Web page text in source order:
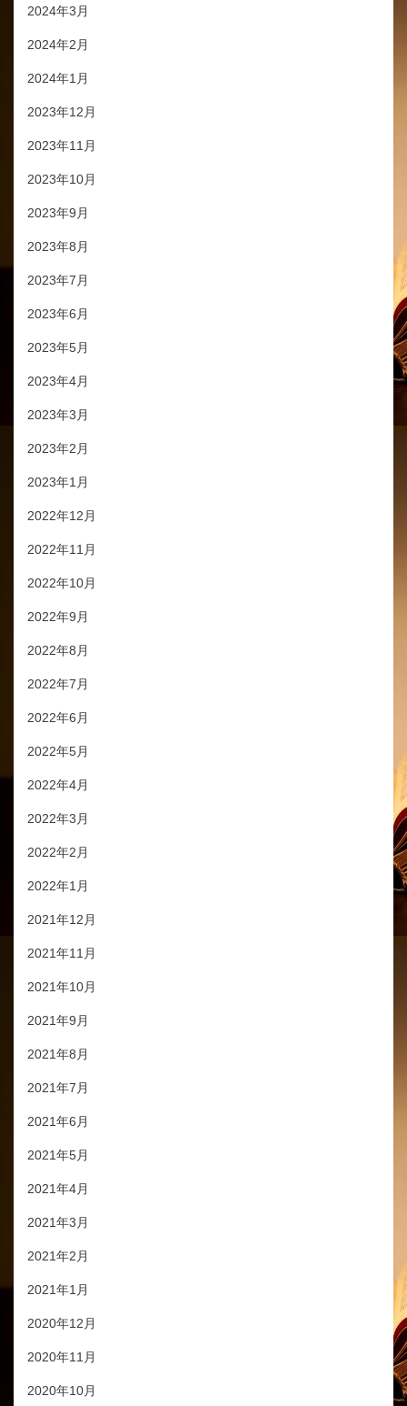
2024年3月
2024年2月
2024年1月
2023年12月
2023年11月
2023年10月
2023年9月
2023年8月
2023年7月
2023年6月
2023年5月
2023年4月
2023年3月
2023年2月
2023年1月
2022年12月
2022年11月
2022年10月
2022年9月
2022年8月
2022年7月
2022年6月
2022年5月
2022年4月
2022年3月
2022年2月
2022年1月
2021年12月
2021年11月
2021年10月
2021年9月
2021年8月
2021年7月
2021年6月
2021年5月
2021年4月
2021年3月
2021年2月
2021年1月
2020年12月
2020年11月
2020年10月